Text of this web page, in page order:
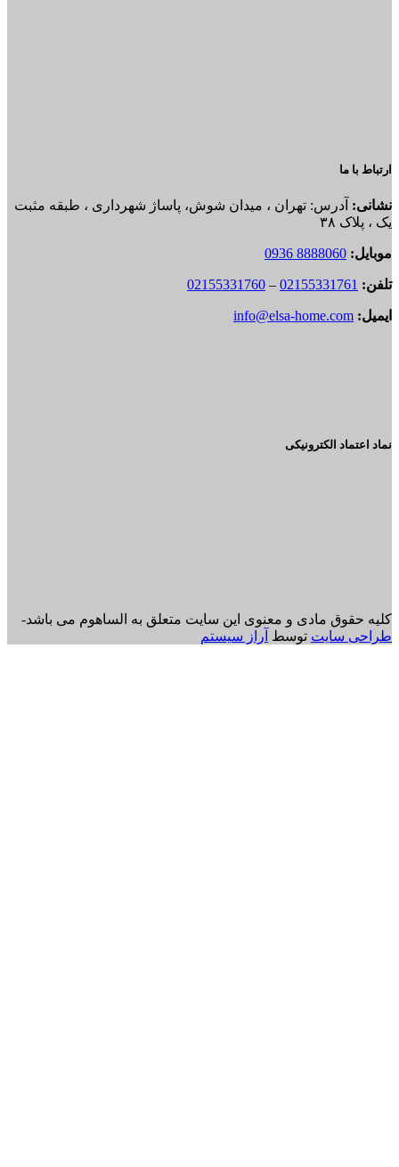
ارتباط با ما
نشانی: آدرس: تهران ، میدان شوش، پاساژ شهرداری ، طبقه مثبت
یک ، پلاک ۳۸
موبایل: 8888060 0936
تلفن: 02155331761
–
02155331760
ایمیل: info@elsa-home.com
نماد اعتماد الکترونیکی
کلیه حقوق مادی و معنوی این سایت متعلق به الساهوم می باشد-
طراحی سایت توسط آراز سیستم